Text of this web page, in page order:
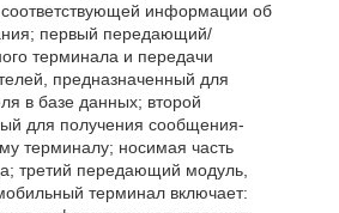
информации об
первый передающий/
терминала и передачи
предназначенный для
в базе данных; второй
для получения сообщения-
терминалу; носимая часть
третий передающий модуль,
терминал включает: